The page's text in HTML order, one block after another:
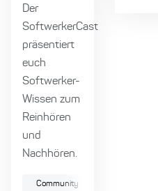
Der
SoftwerkerCast
präsentiert
euch
Softwerker-
Wissen zum
Reinhören
und
Nachhören.
Community